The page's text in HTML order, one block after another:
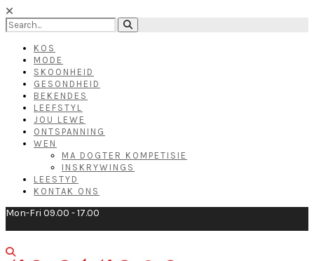
KOS
MODE
SKOONHEID
GESONDHEID
BEKENDES
LEEFSTYL
JOU LEWE
ONTSPANNING
WEN
MA DOGTER KOMPETISIE
INSKRYWINGS
LEESTYD
KONTAK ONS
Mon-Fri 09.00 - 17.00